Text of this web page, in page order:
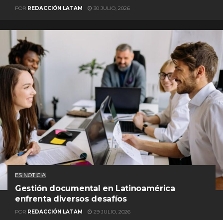
POR REDACCIÓN LATAM 30 JULIO, 2026
ES NOTICIA
Gestión documental en Latinoamérica
enfrenta diversos desafíos
POR REDACCIÓN LATAM 29 JULIO, 2026